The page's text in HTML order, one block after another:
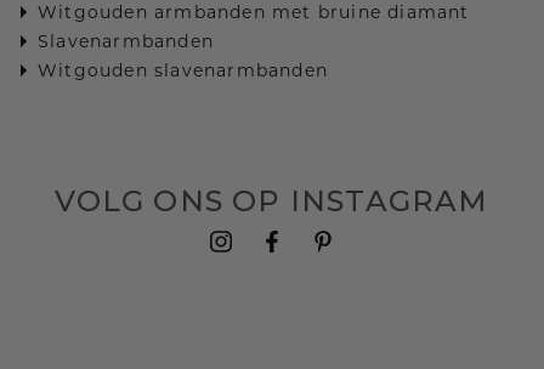
Witgouden armbanden met bruine diamant
Slavenarmbanden
Witgouden slavenarmbanden
VOLG ONS OP INSTAGRAM